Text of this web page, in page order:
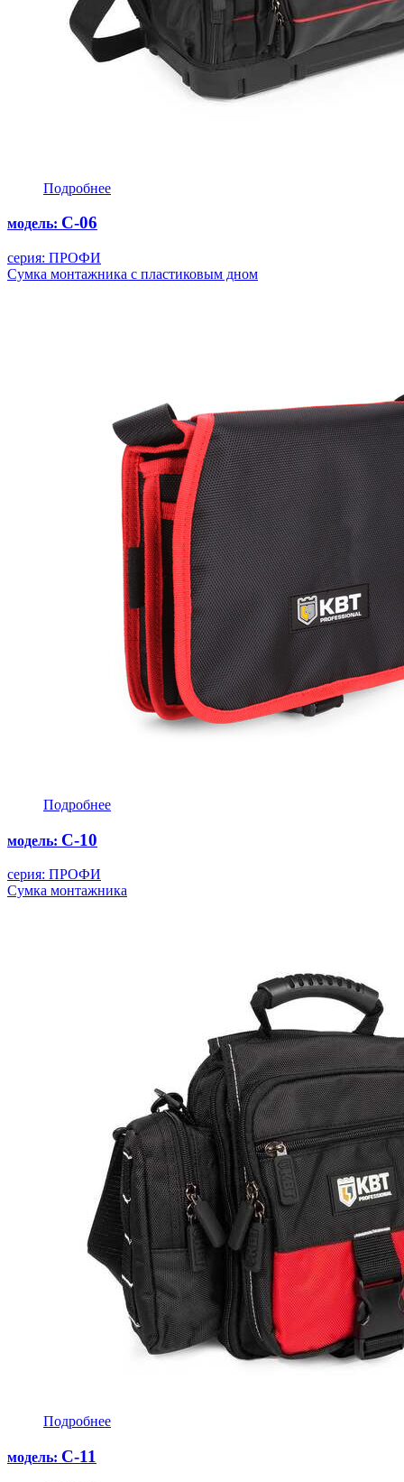
Подробнее
модель: С-06
серия: ПРОФИ
Сумка монтажника с пластиковым дном
Подробнее
модель: С-10
серия: ПРОФИ
Сумка монтажника
Подробнее
модель: С-11